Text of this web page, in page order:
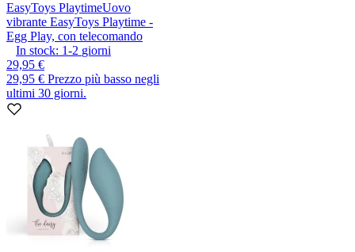
EasyToys PlaytimeUovo
vibrante EasyToys Playtime -
Egg Play, con telecomando
In stock: 1-2 giorni
29,95 €
29,95 € Prezzo più basso negli
ultimi 30 giorni.